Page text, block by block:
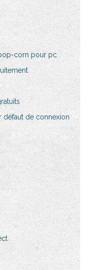
corn pour pc
défaut de connexion